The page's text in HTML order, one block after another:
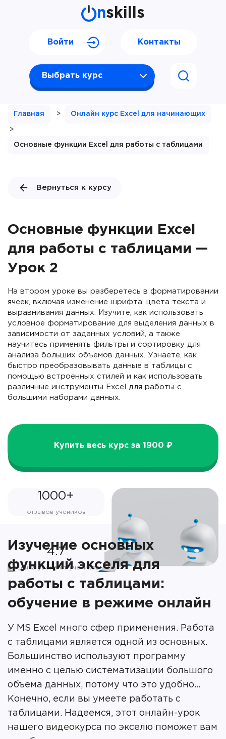
nskills
Выбрать курс
Войти Контакты
Главная > Онлайн курс Excel для начинающих
>
Основные функции Excel для работы с таблицами
Вернуться к курсу
Основные функции Excel
для работы с таблицами —
Урок 2
На втором уроке вы разберетесь в форматировании
ячеек, включая изменение шрифта, цвета текста и
выравнивания данных. Изучите, как использовать
условное форматирование для выделения данных в
зависимости от заданных условий, а также
научитесь применять фильтры и сортировку для
анализа больших объемов данных. Узнаете, как
быстро преобразовывать данные в таблицы с
помощью встроенных стилей и как использовать
различные инструменты Excel для работы с
большими наборами данных.
Купить весь курс за 1900 ₽
1000+
отзывов учеников
4.7
оценка урока от учеников
Изучение основных
функций экселя для
работы с таблицами:
обучение в режиме онлайн
У MS Excel много сфер применения. Работа
с таблицами является одной из основных.
Большинство используют программу
именно с целью систематизации большого
объема данных, потому что это удобно...
Конечно, если вы умеете работать с
таблицами. Надеемся, этот онлайн-урок
нашего видеокурса по экселю поможет вам